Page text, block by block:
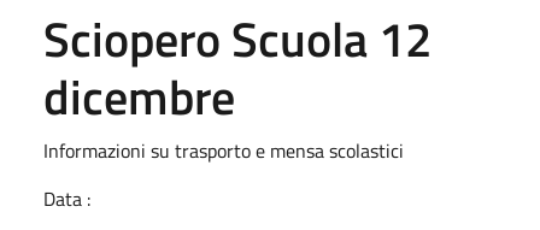
Sciopero Scuola 12
dicembre
Informazioni su trasporto e mensa scolastici
Data :